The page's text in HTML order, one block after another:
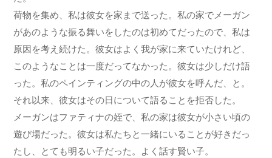
荷物を集め、私は彼女を家まで送った。私の家でメーガン
があのような振る舞いをしたのは初めてだったので、私は
原因を考え続けた。彼女はよく我が家に来ていたけれど、
このようなことは一度だってなかった。彼女は少しだけ語
った。私のペインティングの中の人が彼女を呼んだ、と。
それ以来、彼女はその日について語ることを拒否した。
メーガンはファティナの姪で、私の家は彼女が小さい頃の
遊び場だった。彼女は私たちと一緒にいることが好きだっ
たし、とても明るい子だった。よく話す賢い子。